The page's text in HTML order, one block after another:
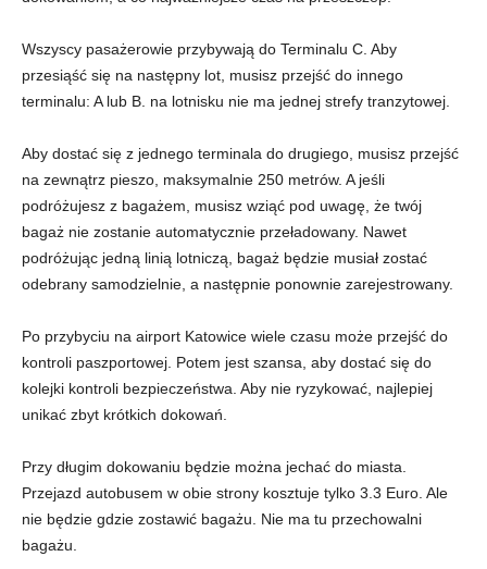
Wszyscy pasażerowie przybywają do Terminalu C. Aby
przesiąść się na następny lot, musisz przejść do innego
terminalu: A lub B. na lotnisku nie ma jednej strefy tranzytowej.
Aby dostać się z jednego terminala do drugiego, musisz przejść
na zewnątrz pieszo, maksymalnie 250 metrów. A jeśli
podróżujesz z bagażem, musisz wziąć pod uwagę, że twój
bagaż nie zostanie automatycznie przeładowany. Nawet
podróżując jedną linią lotniczą, bagaż będzie musiał zostać
odebrany samodzielnie, a następnie ponownie zarejestrowany.
Po przybyciu na airport Katowice wiele czasu może przejść do
kontroli paszportowej. Potem jest szansa, aby dostać się do
kolejki kontroli bezpieczeństwa. Aby nie ryzykować, najlepiej
unikać zbyt krótkich dokowań.
Przy długim dokowaniu będzie można jechać do miasta.
Przejazd autobusem w obie strony kosztuje tylko 3.3 Euro. Ale
nie będzie gdzie zostawić bagażu. Nie ma tu przechowalni
bagażu.